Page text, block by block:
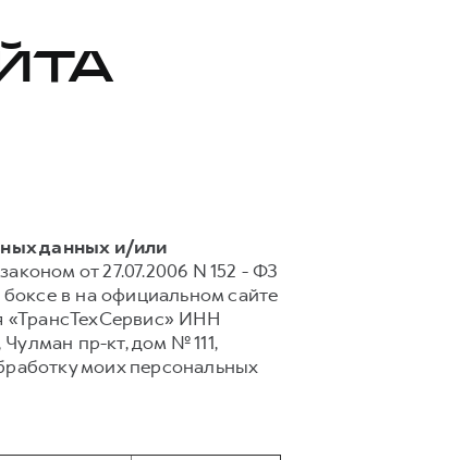
данных и/или
от 27.07.2006 N 152 - ФЗ
в на официальном сайте
ИНН
Чулман пр-кт, дом № 111,
моих персональных